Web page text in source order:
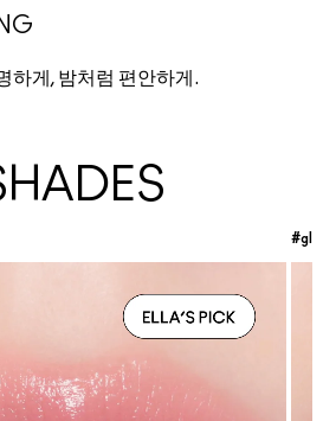
하게, 밤처럼 편안하게.